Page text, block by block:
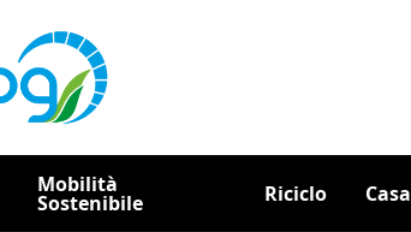
Mobilità
Sostenibile Riciclo Casa